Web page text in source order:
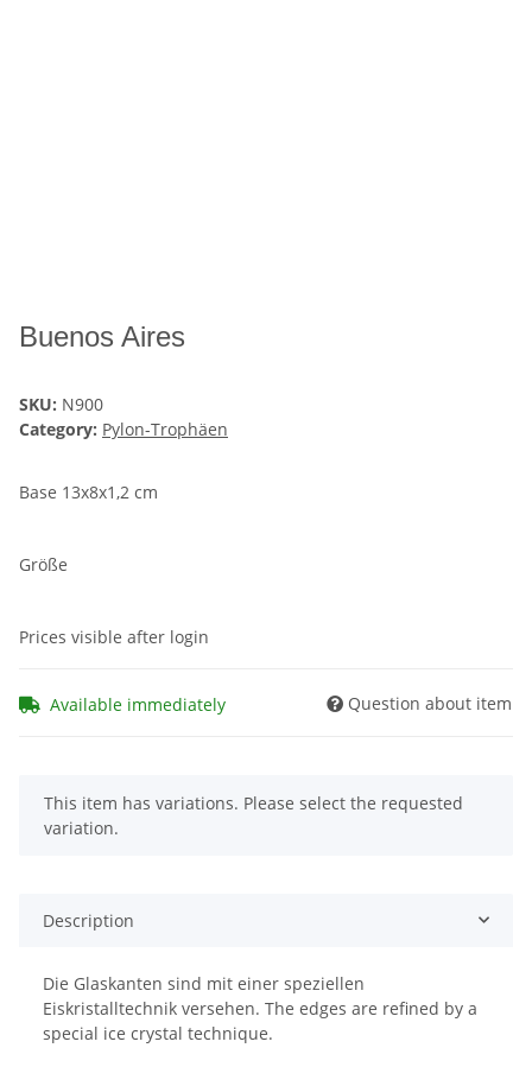
Buenos Aires
SKU: N900
Category: Pylon-Trophäen
Base 13x8x1,2 cm
Größe
Prices visible after login
Available immediately Question about item
x
This item has variations. Please select the requested
variation.
Description
Die Glaskanten sind mit einer speziellen
Eiskristalltechnik versehen. The edges are refined by a
special ice crystal technique.